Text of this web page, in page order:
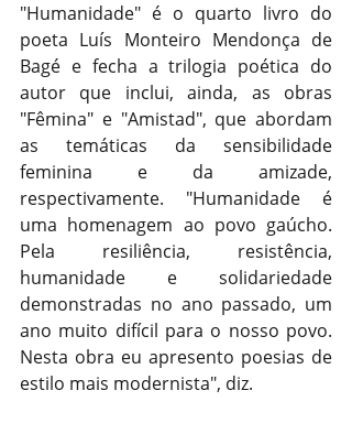
"Humanidade" é o quarto livro do
poeta Luís Monteiro Mendonça de
Bagé e fecha a trilogia poética do
autor que inclui, ainda, as obras
"Fêmina" e "Amistad", que abordam
as temáticas da sensibilidade
feminina e da amizade,
respectivamente. "Humanidade é
uma homenagem ao povo gaúcho.
Pela resiliência, resistência,
humanidade e solidariedade
demonstradas no ano passado, um
ano muito difícil para o nosso povo.
Nesta obra eu apresento poesias de
estilo mais modernista", diz.